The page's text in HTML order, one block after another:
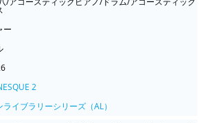
ー
2
ライブラリーシリーズ（AL）